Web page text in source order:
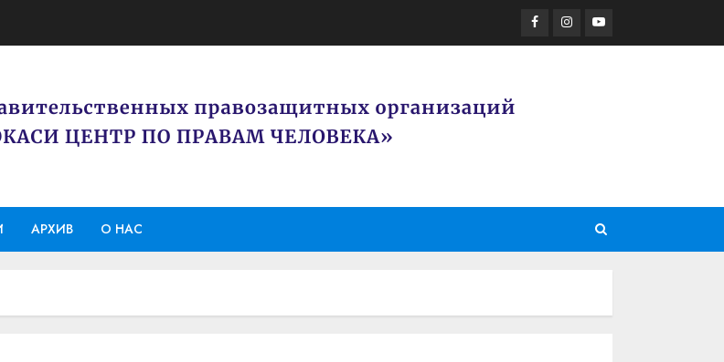
Facebook
Instagram
Youtube
АРХИВ О НАС